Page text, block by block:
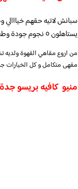
سبانش لاتيه حقهم
يستاهلون ٥ نجوم جودة وطعم وأسعار تناسب حجم الكوب
من اروع مقاهي القهوة ولديه
مقهى متكامل و كل الخيارات
منيو كافيه بريسو جدة